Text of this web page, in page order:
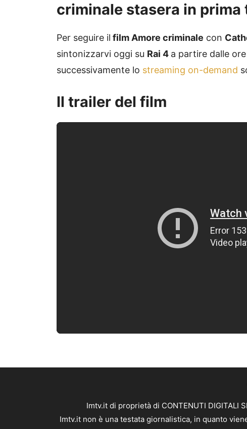
criminale stasera in prima
Per seguire il film Amore criminale con
sintonizzarvi oggi su Rai 4 a partire dalle ore
successivamente lo streaming on-demand
Il trailer del film
Imtv.it di proprietà di CONTENUTI DIGITALI
Imtv.it non è una testata giornalistica, in quanto